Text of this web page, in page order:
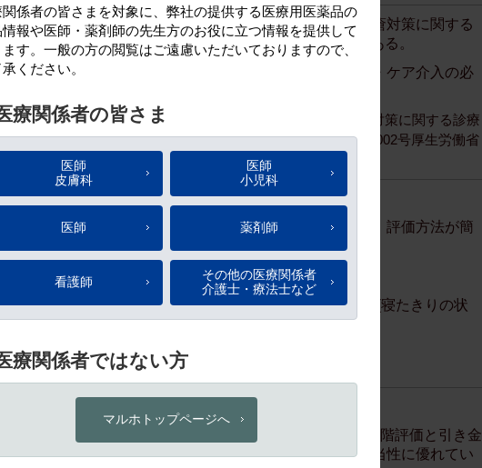
危険因子評価表
厚生労働省から示されている「褥瘡対策に関する
診療計画書」 ※ を使用した評価である。
日常生活自立度によって褥瘡予防・ケア介入の必
※ 厚生労働省から示されている「褥瘡対策に関する診療
計画書」(平成18年3月6日保医発第0306002号厚生労働省
保険局医療課長通知)別紙様式4
スケール
日本人高齢者に用いる。
他のツールに比べて項目が少なく、評価方法が簡
易である。
〔採点時期〕
1日のほとんどをベッドで過ごすよう(寝たきりの状
簡便なYES・NOの二者択一、前段階評価と引き金
要因のツーステップ評価で予測妥当性に優れてい